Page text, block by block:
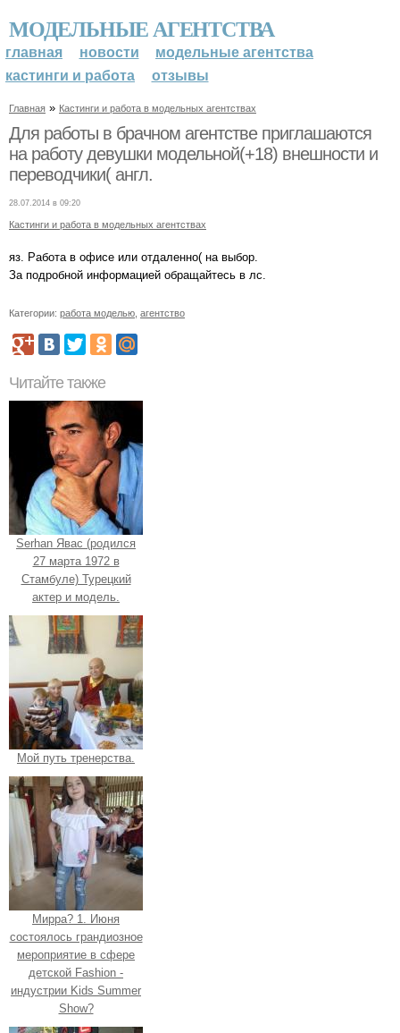
МОДЕЛЬНЫЕ АГЕНТСТВА
главная новости
модельные агентства
кастинги и работа
отзывы
Главная » Кастинги и работа в модельных агентствах
Для работы в брачном агентстве приглашаются
на работу девушки модельной(+18) внешности и
переводчики( англ.
28.07.2014 в 09:20
Кастинги и работа в модельных агентствах
яз. Работа в офисе или отдаленно( на выбор.
За подробной информацией обращайтесь в лс.
Категории: работа моделью агентство
Читайте также
Serhan Явас (родился
27 марта 1972 в
Стамбуле) Турецкий
актер и модель.
Мой путь тренерства.
Мирра? 1. Июня
состоялось грандиозное
мероприятие в сфере
детской Fashion -
индустрии Kids Summer
Show?